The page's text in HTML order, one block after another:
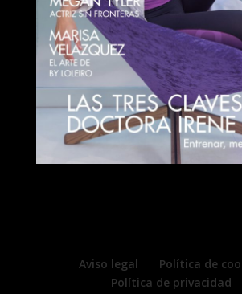
Aviso legal
Política de
Política de privacidad